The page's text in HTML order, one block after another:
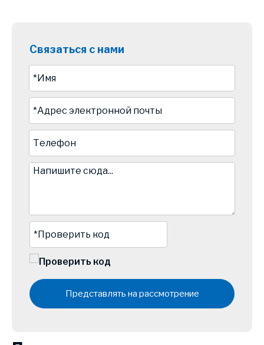
Связаться с нами
Представлять на рассмотрение